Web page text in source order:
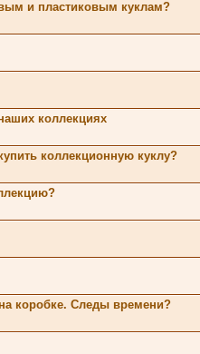
и пластиковым куклам?
коллекциях
коллекционную куклу?
коробке. Следы времени?